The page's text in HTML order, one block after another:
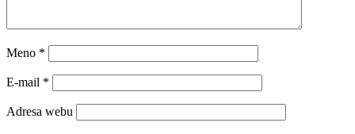
Meno *
E-mail *
Adresa webu